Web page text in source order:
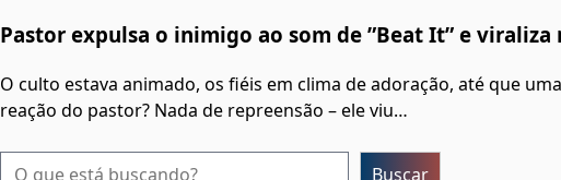
Pastor expulsa o inimigo ao som de ”Beat It” e viraliza
O culto estava animado, os fiéis em clima de adoração, até que
reação do pastor? Nada de repreensão – ele viu…
Pesquisar Buscar